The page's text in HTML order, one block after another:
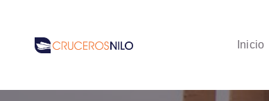
Inicio